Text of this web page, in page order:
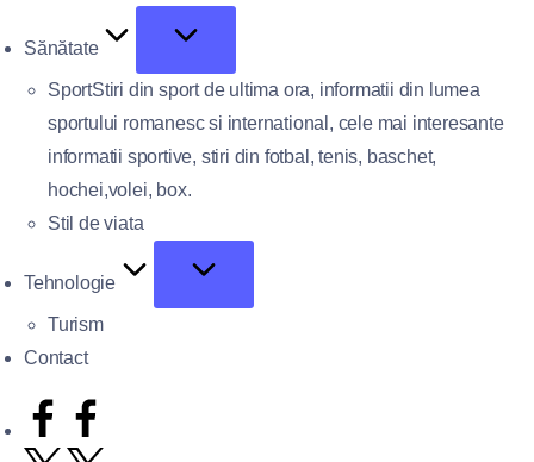
Sănătate
SportStiri din sport de ultima ora, informatii din lumea
sportului romanesc si international, cele mai interesante
informatii sportive, stiri din fotbal, tenis, baschet,
hochei,volei, box.
Stil de viata
Tehnologie
Turism
Contact